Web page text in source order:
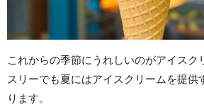
これからの季節にうれしいのがアイスク
スリーでも夏にはアイスクリームを提供
ります。